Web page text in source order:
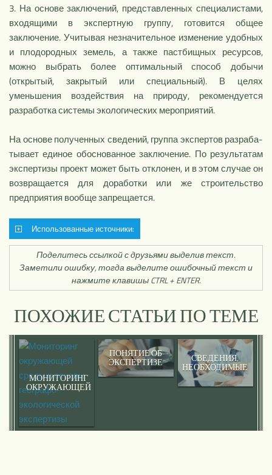
3. На основе заключений, представленных специалистами,
вхо­дящими в экспертную группу, готовится общее
заключение. Учи­тывая незначительное изменение удобных
и плодородных земель, а также пастбищных ресурсов,
можно выбрать более оптимальный способ добычи
(открытый, закрытый или специальный). В целях
уменьшения воздействия на природу, рекомендуется
разработка системы экологических мероприятий.
На основе полученных сведений, группа экспертов разраба­
тывает единое обоснованное заключение. По результатам
эксперти­зы проект может быть отклонен, и в этом случае он
возвращается для доработки или же строительство
предприятия вообще запреща­ется.
Использованные источники:
Поделитесь ссылкой с друзьями выделив текст.
Заметили ошибку, тогда выделите ошибочный текст и
нажмите клавишы CTRL + ENTER.
ПОХОЖИЕ СТАТЬИ ПО ТЕМЕ
МОНИТОРИНГ
ОКРУЖАЮЩЕЙ
СРЕДЫ И
ОСНОВЫ
ЭКОЛОГИЧЕСКОЙ
ЭКСПЕРТИЗЫ
ПОНЯТИЕ ОБ
ЭКСПЕРТИЗЕ
СВЕДЕНИЯ,
НЕОБХОДИМЫЕ
ДЛЯ
ПРОВЕДЕНИЯ